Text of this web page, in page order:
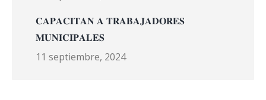
𝐂𝐀𝐏𝐀𝐂𝐈𝐓𝐀𝐍 𝐀 𝐓𝐑𝐀𝐁𝐀𝐉𝐀𝐃𝐎𝐑𝐄𝐒
𝐌𝐔𝐍𝐈𝐂𝐈𝐏𝐀𝐋𝐄𝐒
11 septiembre, 2024